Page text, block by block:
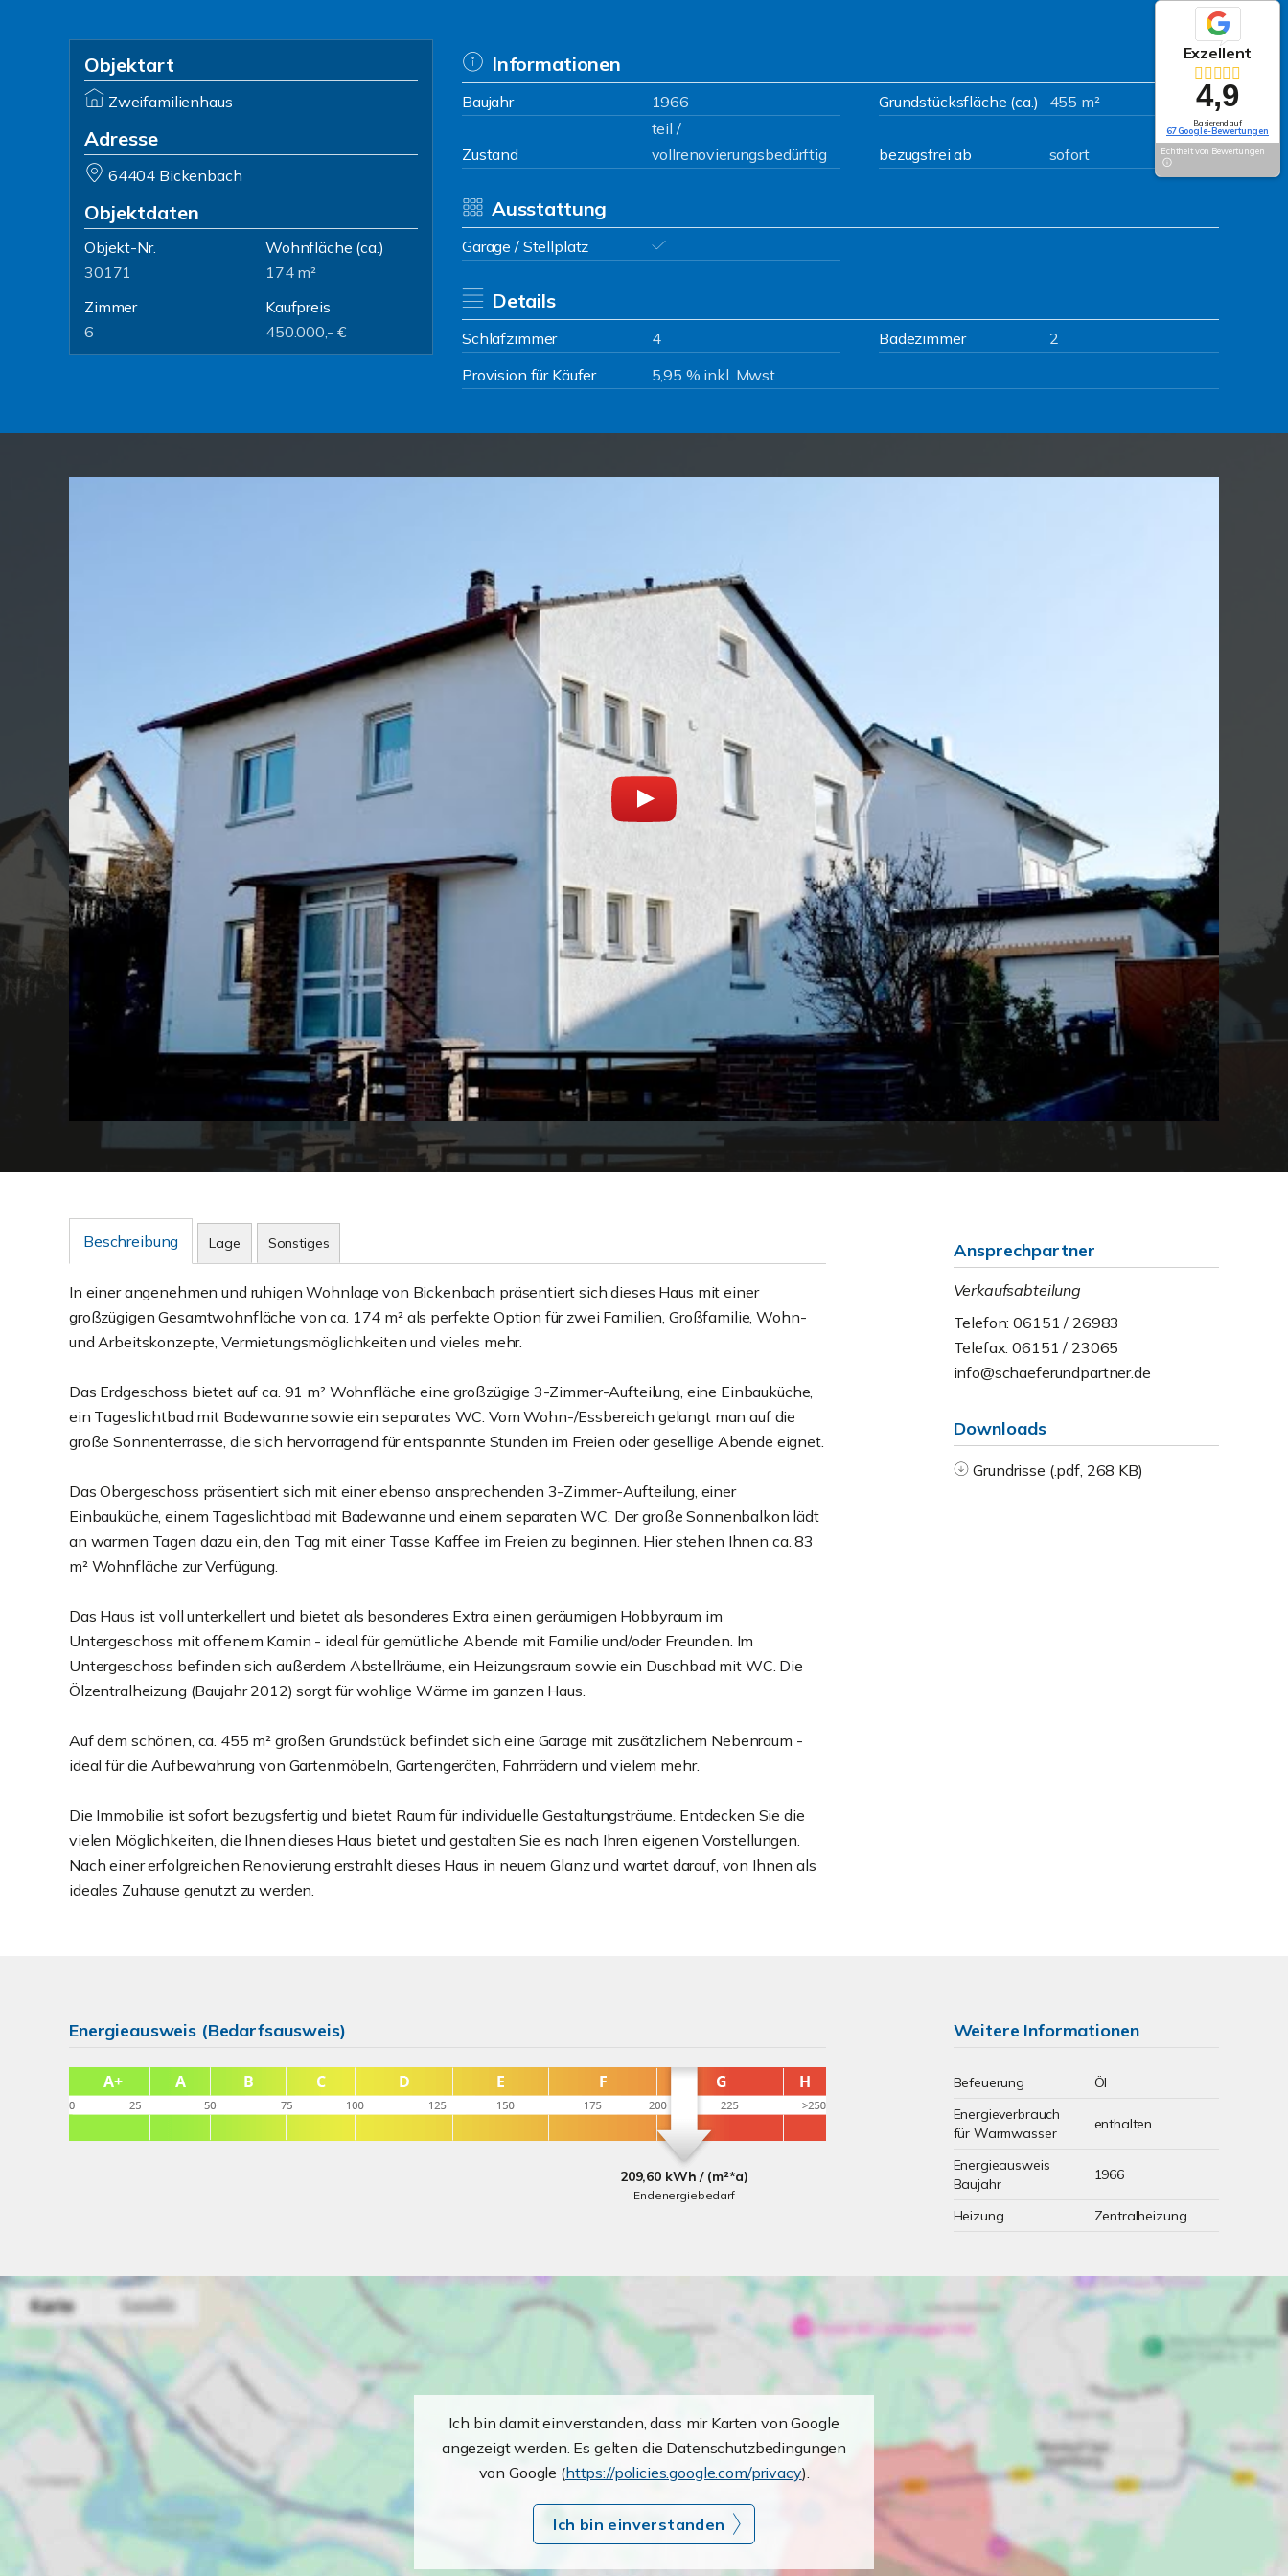
Objektart
Zweifamilienhaus
Adresse
64404 Bickenbach
Objektdaten
Objekt-Nr.
30171
Wohnfläche (ca.)
174 m²
Zimmer
6
Kaufpreis
450.000,- €
Informationen
Baujahr 1966 Grundstücksfläche (ca.) 455 m²
Zustand
teil /
vollrenovierungsbedürftig
bezugsfrei ab sofort
Ausstattung
Garage / Stellplatz
Details
Schlafzimmer 4 Badezimmer
2
Provision für Käufer
5,95 % inkl. Mwst.
Beschreibung Lage Sonstiges
In einer angenehmen und ruhigen Wohnlage von Bickenbach präsentiert sich dieses Haus mit einer
großzügigen Gesamtwohnfläche von ca. 174 m² als perfekte Option für zwei Familien, Großfamilie, Wohn-
und Arbeitskonzepte, Vermietungsmöglichkeiten und vieles mehr.
Das Erdgeschoss bietet auf ca. 91 m² Wohnfläche eine großzügige 3-Zimmer-Aufteilung, eine Einbauküche,
ein Tageslichtbad mit Badewanne sowie ein separates WC. Vom Wohn-/Essbereich gelangt man auf die
große Sonnenterrasse, die sich hervorragend für entspannte Stunden im Freien oder gesellige Abende eignet.
Das Obergeschoss präsentiert sich mit einer ebenso ansprechenden 3-Zimmer-Aufteilung, einer
Einbauküche, einem Tageslichtbad mit Badewanne und einem separaten WC. Der große Sonnenbalkon lädt
an warmen Tagen dazu ein, den Tag mit einer Tasse Kaffee im Freien zu beginnen. Hier stehen Ihnen ca. 83
m² Wohnfläche zur Verfügung.
Das Haus ist voll unterkellert und bietet als besonderes Extra einen geräumigen Hobbyraum im
Untergeschoss mit offenem Kamin - ideal für gemütliche Abende mit Familie und/oder Freunden. Im
Untergeschoss befinden sich außerdem Abstellräume, ein Heizungsraum sowie ein Duschbad mit WC. Die
Ölzentralheizung (Baujahr 2012) sorgt für wohlige Wärme im ganzen Haus.
Auf dem schönen, ca. 455 m² großen Grundstück befindet sich eine Garage mit zusätzlichem Nebenraum -
ideal für die Aufbewahrung von Gartenmöbeln, Gartengeräten, Fahrrädern und vielem mehr.
Die Immobilie ist sofort bezugsfertig und bietet Raum für individuelle Gestaltungsträume. Entdecken Sie die
vielen Möglichkeiten, die Ihnen dieses Haus bietet und gestalten Sie es nach Ihren eigenen Vorstellungen.
Nach einer erfolgreichen Renovierung erstrahlt dieses Haus in neuem Glanz und wartet darauf, von Ihnen als
ideales Zuhause genutzt zu werden.
Ansprechpartner
Verkaufsabteilung
Telefon: 06151 / 26983
Telefax: 06151 / 23065
info@schaeferundpartner.de
Downloads
Grundrisse (.pdf, 268 KB)
Energieausweis (Bedarfsausweis)
209,60 kWh / (m²*a)
Endenergiebedarf
Weitere Informationen
Befeuerung
Öl
Energieverbrauch
für Warmwasser
enthalten
Energieausweis
Baujahr
1966
Heizung Zentralheizung
Ich bin damit einverstanden, dass mir Karten von Google
angezeigt werden. Es gelten die Datenschutzbedingungen
von Google (https://policies.google.com/privacy).
Ich bin einverstanden
Exzellent
4,9
Basierend auf
67 Google-Bewertungen
Echtheit von Bewertungen